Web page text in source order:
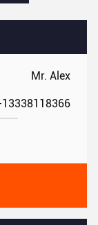
Mr. Alex